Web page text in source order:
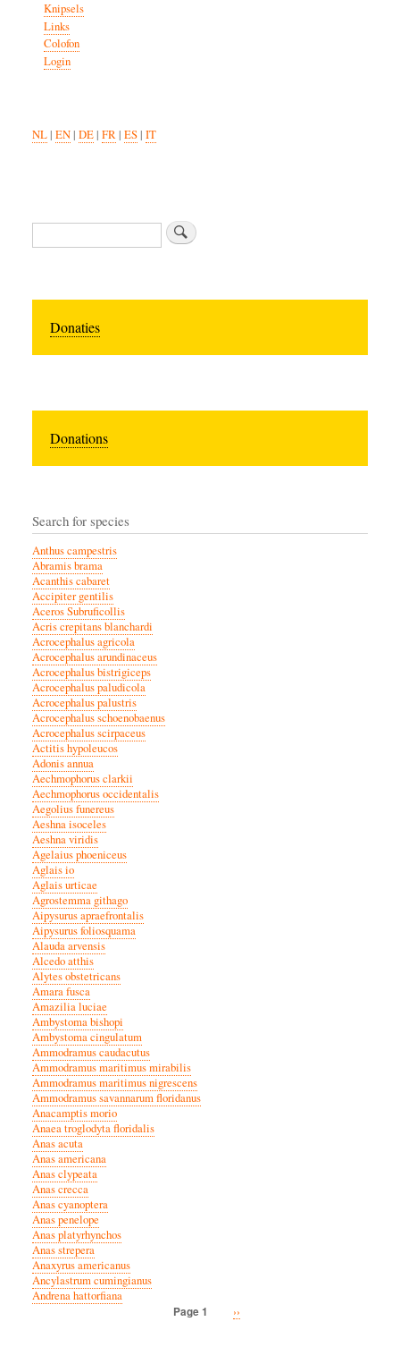
Knipsels
Links
Colofon
Login
NL| EN| DE| FR| ES| IT
Search
Donaties
Donations
Search for species
Anthus campestris
Abramis brama
Acanthis cabaret
Accipiter gentilis
Aceros Subruficollis
Acris crepitans blanchardi
Acrocephalus agricola
Acrocephalus arundinaceus
Acrocephalus bistrigiceps
Acrocephalus paludicola
Acrocephalus palustris
Acrocephalus schoenobaenus
Acrocephalus scirpaceus
Actitis hypoleucos
Adonis annua
Aechmophorus clarkii
Aechmophorus occidentalis
Aegolius funereus
Aeshna isoceles
Aeshna viridis
Agelaius phoeniceus
Aglais io
Aglais urticae
Agrostemma githago
Aipysurus apraefrontalis
Aipysurus foliosquama
Alauda arvensis
Alcedo atthis
Alytes obstetricans
Amara fusca
Amazilia luciae
Ambystoma bishopi
Ambystoma cingulatum
Ammodramus caudacutus
Ammodramus maritimus mirabilis
Ammodramus maritimus nigrescens
Ammodramus savannarum floridanus
Anacamptis morio
Anaea troglodyta floridalis
Anas acuta
Anas americana
Anas clypeata
Anas crecca
Anas cyanoptera
Anas penelope
Anas platyrhynchos
Anas strepera
Anaxyrus americanus
Ancylastrum cumingianus
Andrena hattorfiana
Page 1
Next
››